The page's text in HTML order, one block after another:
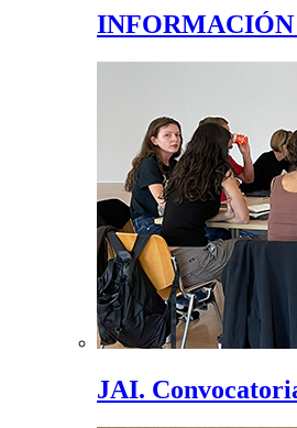
JAI.